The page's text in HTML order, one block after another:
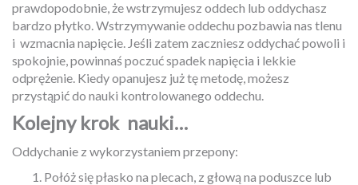
prawdopodobnie, że wstrzymujesz oddech lub oddychasz
bardzo płytko. Wstrzymywanie oddechu pozbawia nas tlenu
i wzmacnia napięcie. Jeśli zatem zaczniesz oddychać powoli i
spokojnie, powinnaś poczuć spadek napięcia i lekkie
odprężenie. Kiedy opanujesz już tę metodę, możesz
przystąpić do nauki kontrolowanego oddechu.
Kolejny krok nauki…
Oddychanie z wykorzystaniem przepony:
Połóż się płasko na plecach, z głową na poduszce lub